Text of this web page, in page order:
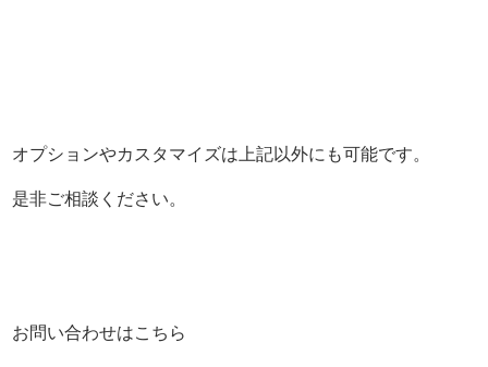
オプションやカスタマイズは上記以外にも可能です。
是非ご相談ください。
お問い合わせはこちら